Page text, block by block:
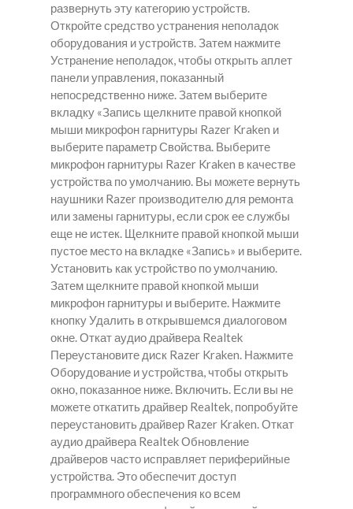
развернуть эту категорию устройств.
Откройте средство устранения неполадок
оборудования и устройств. Затем нажмите
Устранение неполадок, чтобы открыть аплет
панели управления, показанный
непосредственно ниже. Затем выберите
вкладку «Запись щелкните правой кнопкой
мыши микрофон гарнитуры Razer Kraken и
выберите параметр Свойства. Выберите
микрофон гарнитуры Razer Kraken в качестве
устройства по умолчанию. Вы можете вернуть
наушники Razer производителю для ремонта
или замены гарнитуры, если срок ее службы
еще не истек. Щелкните правой кнопкой мыши
пустое место на вкладке «Запись» и выберите.
Установить как устройство по умолчанию.
Затем щелкните правой кнопкой мыши
микрофон гарнитуры и выберите. Нажмите
кнопку Удалить в открывшемся диалоговом
окне. Откат аудио драйвера Realtek
Переустановите диск Razer Kraken. Нажмите
Оборудование и устройства, чтобы открыть
окно, показанное ниже. Включить. Если вы не
можете откатить драйвер Realtek, попробуйте
переустановить драйвер Razer Kraken. Откат
аудио драйвера Realtek Обновление
драйверов часто исправляет периферийные
устройства. Это обеспечит доступ
программного обеспечения ко всем